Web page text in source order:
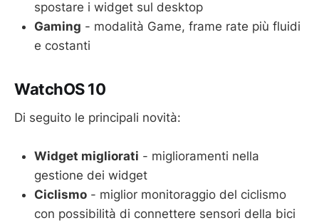
spostare i widget sul desktop
Gaming - modalità Game, frame rate più fluidi
e costanti
WatchOS 10
Di seguito le principali novità:
Widget migliorati - miglioramenti nella
gestione dei widget
Ciclismo - miglior monitoraggio del ciclismo
con possibilità di connettere sensori della bici